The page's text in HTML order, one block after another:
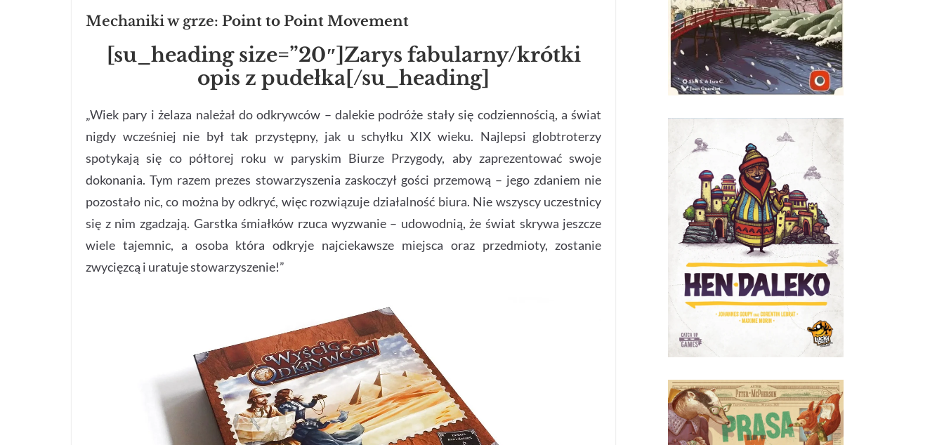
Mechaniki w grze: Point to Point Movement
[su_heading size=”20″]Zarys fabularny/krótki
opis z pudełka[/su_heading]
„Wiek pary i żelaza należał do odkrywców – dalekie podróże stały się codziennością, a świat
nigdy wcześniej nie był tak przystępny, jak u schyłku XIX wieku. Najlepsi globtroterzy
spotykają się co półtorej roku w paryskim Biurze Przygody, aby zaprezentować swoje
dokonania. Tym razem prezes stowarzyszenia zaskoczył gości przemową – jego zdaniem nie
pozostało nic, co można by odkryć, więc rozwiązuje działalność biura. Nie wszyscy uczestnicy
się z nim zgadzają. Garstka śmiałków rzuca wyzwanie – udowodnią, że świat skrywa jeszcze
wiele tajemnic, a osoba która odkryje najciekawsze miejsca oraz przedmioty, zostanie
zwycięzcą i uratuje stowarzyszenie!”